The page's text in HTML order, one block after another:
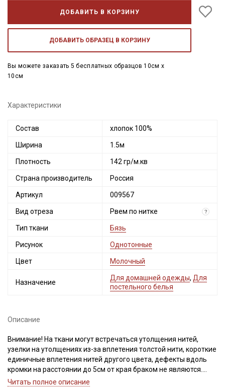
ДОБАВИТЬ В КОРЗИНУ
ДОБАВИТЬ ОБРАЗЕЦ В КОРЗИНУ
Вы можете заказать 5 бесплатных образцов 10см x
10см
Характеристики
Состав хлопок 100%
Ширина 1.5м
Плотность 142 гр/м.кв
Страна производитель Россия
Артикул 009567
Вид отреза Рвем по нитке ?
Тип ткани Бязь
Рисунок Однотонные
Цвет Молочный
Назначение
Для домашней одежды, Для
постельного белья
Описание
Внимание! На ткани могут встречаться утолщения нитей,
узелки на утолщениях из-за вплетения толстой нити, короткие
единичные вплетения нитей другого цвета, дефекты вдоль
кромки на расстоянии до 5см от края браком не являются.
Ширина ткани ±2см. Просим учитывать это при заказе.
Читать полное описание